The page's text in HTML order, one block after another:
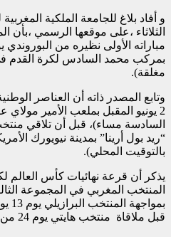
و أفاد بلاغ للجامعة الملكية
الثلاثاء ،على موقعها الرسمي
بمركب محمد السادس لكرة القدم
مغلقة).
وتابع المصدر ذاته أن العناصر
2 يونيو المقبل بملعب الأمير مولاي
“ريد بول أرينا” بمدينة نيويورك
بالتوقيت المحلي).
المنتخب المغربي في المجموعة
قبل ملاقاة منتخب هايتي يوم 24 من نفس الشهر .